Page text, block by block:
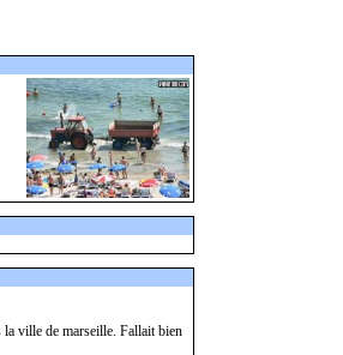
ville de marseille. Fallait bien